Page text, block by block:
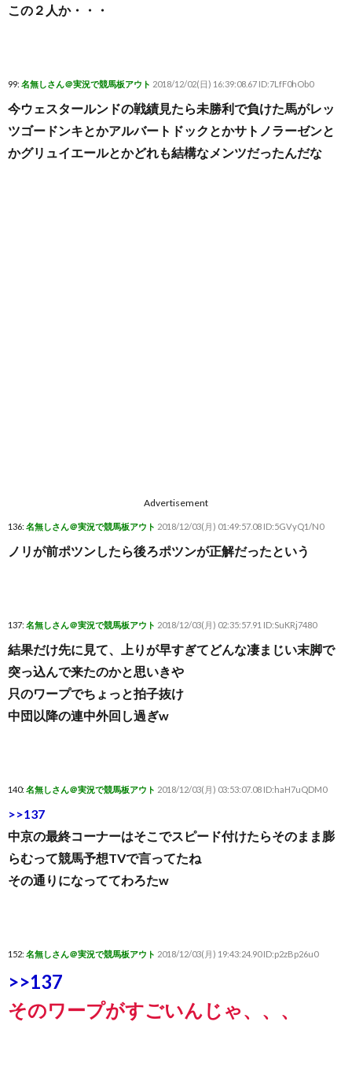
この２人か・・・
99: 名無しさん＠実況で競馬板アウト 2018/12/02(日) 16:39:08.67 ID:7LfF0hOb0
今ウェスタールンドの戦績見たら未勝利で負けた馬がレッ
ツゴードンキとかアルバートドックとかサトノラーゼンと
かグリュイエールとかどれも結構なメンツだったんだな
Advertisement
136: 名無しさん＠実況で競馬板アウト 2018/12/03(月) 01:49:57.08 ID:5GVyQ1/N0
ノリが前ポツンしたら後ろポツンが正解だったという
137: 名無しさん＠実況で競馬板アウト 2018/12/03(月) 02:35:57.91 ID:SuKRj7480
結果だけ先に見て、上りが早すぎてどんな凄まじい末脚で
突っ込んで来たのかと思いきや
只のワープでちょっと拍子抜け
中団以降の連中外回し過ぎw
140: 名無しさん＠実況で競馬板アウト 2018/12/03(月) 03:53:07.08 ID:haH7uQDM0
>>137
中京の最終コーナーはそこでスピード付けたらそのまま膨
らむって競馬予想TVで言ってたね
その通りになっててわろたw
152: 名無しさん＠実況で競馬板アウト 2018/12/03(月) 19:43:24.90 ID:p2zBp26u0
>>137
そのワープがすごいんじゃ、、、